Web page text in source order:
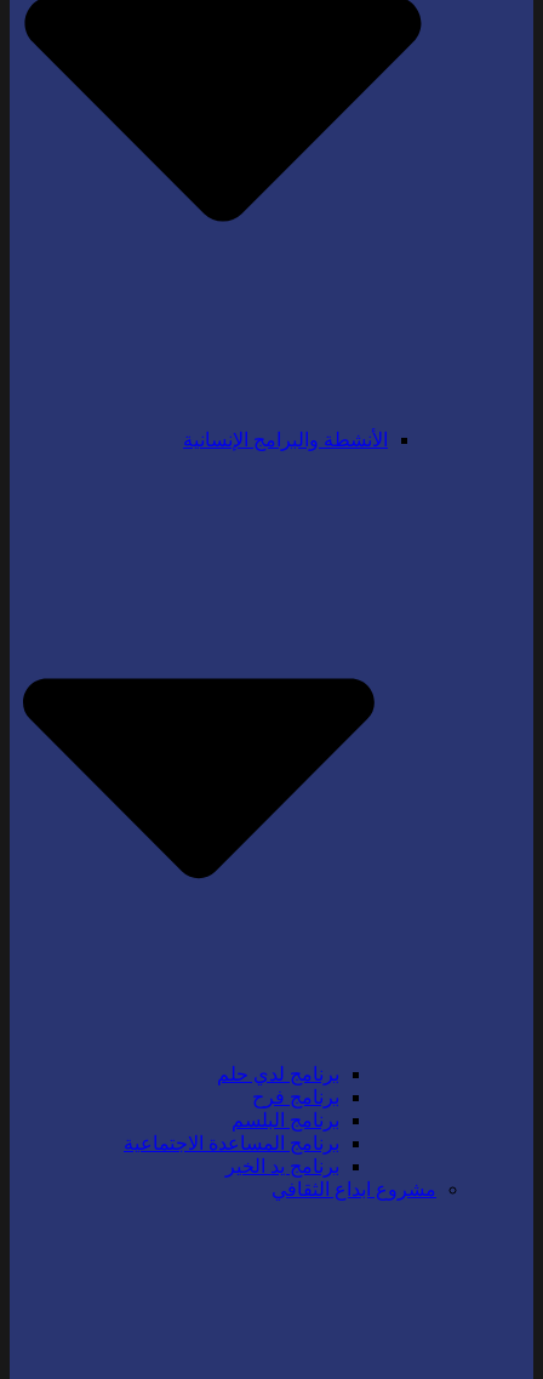
الأنشطة والبرامج الإنسانية
برنامج لدي حلم
برنامج فرح
برنامج البلسم
برنامج المساعدة الاجتماعية
برنامج يد الخير
مشروع ابداع الثقافي